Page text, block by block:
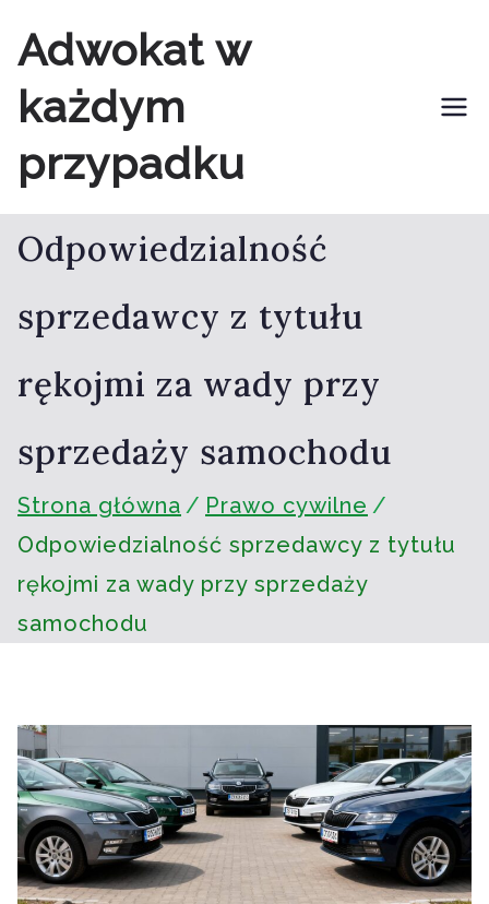
do
treści
Adwokat w
każdym
przypadku
Odpowiedzialność
sprzedawcy z tytułu
rękojmi za wady przy
sprzedaży samochodu
Strona główna
Prawo cywilne
Odpowiedzialność sprzedawcy z tytułu
rękojmi za wady przy sprzedaży
samochodu